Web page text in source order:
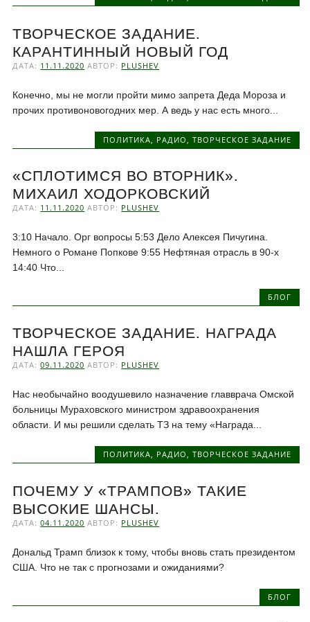
ТВОРЧЕСКОЕ ЗАДАНИЕ.
КАРАНТИННЫЙ НОВЫЙ ГОД
ДАТА: 11.11.2020 АВТОР: PLUSHEV
Конечно, мы не могли пройти мимо запрета Деда Мороза и
прочих противоновогодних мер. А ведь у нас есть много...
ПОЛИТИКА РАДИО ТВОРЧЕСКОЕ ЗАДАНИЕ
«СПЛОТИМСЯ ВО ВТОРНИК».
МИХАИЛ ХОДОРКОВСКИЙ
ДАТА: 11.11.2020 АВТОР: PLUSHEV
3:10 Начало. Орг вопросы 5:53 Дело Алексея Пичугина.
Немного о Романе Попкове 9:55 Нефтяная отрасль в 90-х
14:40 Что...
БЛОГ
ТВОРЧЕСКОЕ ЗАДАНИЕ. НАГРАДА
НАШЛА ГЕРОЯ
ДАТА:09.11.2020 АВТОР: PLUSHEV
Нас необычайно воодушевило назначение главврача Омской
больницы Мураховского министром здравоохранения
области. И мы решили сделать ТЗ на тему «Награда...
ПОЛИТИКА, РАДИО, ТВОРЧЕСКОЕ ЗАДАНИЕ
ПОЧЕМУ У «ТРАМПОВ» ТАКИЕ
ВЫСОКИЕ ШАНСЫ.
ДАТА:04.11.2020 АВТОР: PLUSHEV
Дональд Трамп близок к тому, чтобы вновь стать президентом
США. Что не так с прогнозами и ожиданиями?
БЛОГ